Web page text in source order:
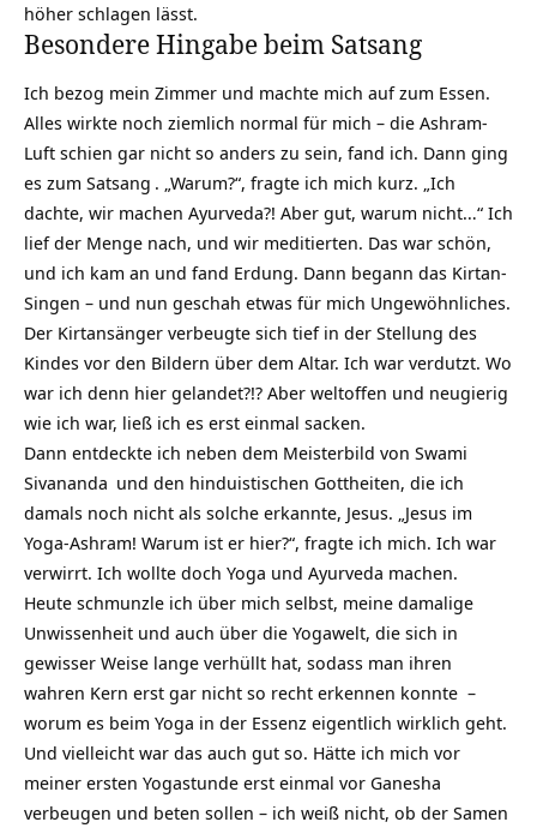
höher schlagen lässt.
Besondere Hingabe beim Satsang
Ich bezog mein Zimmer und machte mich auf zum Essen.
Alles wirkte noch ziemlich normal für mich – die Ashram-
Luft schien gar nicht so anders zu sein, fand ich. Dann ging
es zum Satsang . „Warum?“, fragte ich mich kurz. „Ich
dachte, wir machen Ayurveda?! Aber gut, warum nicht…“ Ich
lief der Menge nach, und wir meditierten. Das war schön,
und ich kam an und fand Erdung. Dann begann das Kirtan-
Singen – und nun geschah etwas für mich Ungewöhnliches.
Der Kirtansänger verbeugte sich tief in der Stellung des
Kindes vor den Bildern über dem Altar. Ich war verdutzt. Wo
war ich denn hier gelandet?!? Aber weltoffen und neugierig
wie ich war, ließ ich es erst einmal sacken.
Dann entdeckte ich neben dem Meisterbild von Swami
Sivananda und den hinduistischen Gottheiten, die ich
damals noch nicht als solche erkannte, Jesus. „Jesus im
Yoga-Ashram! Warum ist er hier?“, fragte ich mich. Ich war
verwirrt. Ich wollte doch Yoga und Ayurveda machen.
Heute schmunzle ich über mich selbst, meine damalige
Unwissenheit und auch über die Yogawelt, die sich in
gewisser Weise lange verhüllt hat, sodass man ihren
wahren Kern erst gar nicht so recht erkennen konnte –
worum es beim Yoga in der Essenz eigentlich wirklich geht.
Und vielleicht war das auch gut so. Hätte ich mich vor
meiner ersten Yogastunde erst einmal vor Ganesha
verbeugen und beten sollen – ich weiß nicht, ob der Samen